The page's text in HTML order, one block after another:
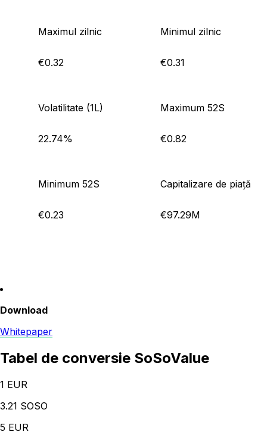
Maximul zilnic
€0.32
Minimul zilnic
€0.31
Volatilitate (1L)
22.74%
Maximum 52S
€0.82
Minimum 52S
€0.23
Capitalizare de piață
€97.29M
Download
Whitepaper
Tabel de conversie SoSoValue
1 EUR
3.21 SOSO
5 EUR